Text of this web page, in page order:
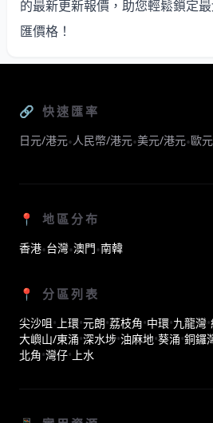
的最新更新報價，助您輕鬆鎖定
匯價格！
🔗 快速匯率
日元/港元•人民幣/港元•美元/港元•歐
📍 地區分布
香港•台灣•澳門•南韓
📍 分區列表
尖沙咀• 上環•元朗•荔枝角•中環•九龍灣•
大嶼山/東涌•深水埗•油麻地•葵涌•銅鑼
北角•灣仔• 上水